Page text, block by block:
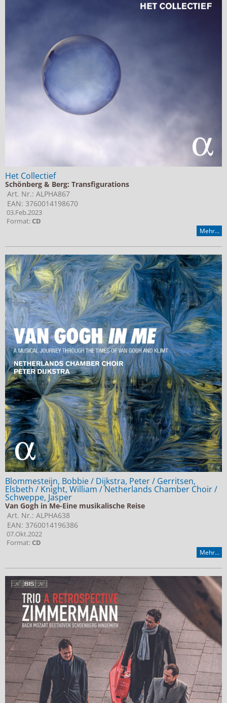
Het Collectief
Schönberg & Berg: Transfigurations
Art. Nr.: ALPHA867
EAN: 3760014198670
03.Feb.2023
Format:CD
Mehr...
Blommesteijn, Bobbie / Dijkstra, Peter / Gerritsen,
Elsbeth / Knight, William / Netherlands Chamber Choir /
Schweppe, Jasper
Van Gogh in Me-Eine musikalische Reise
Art. Nr.: ALPHA638
EAN: 3760014196386
07.Okt.2022
Format:CD
Mehr...